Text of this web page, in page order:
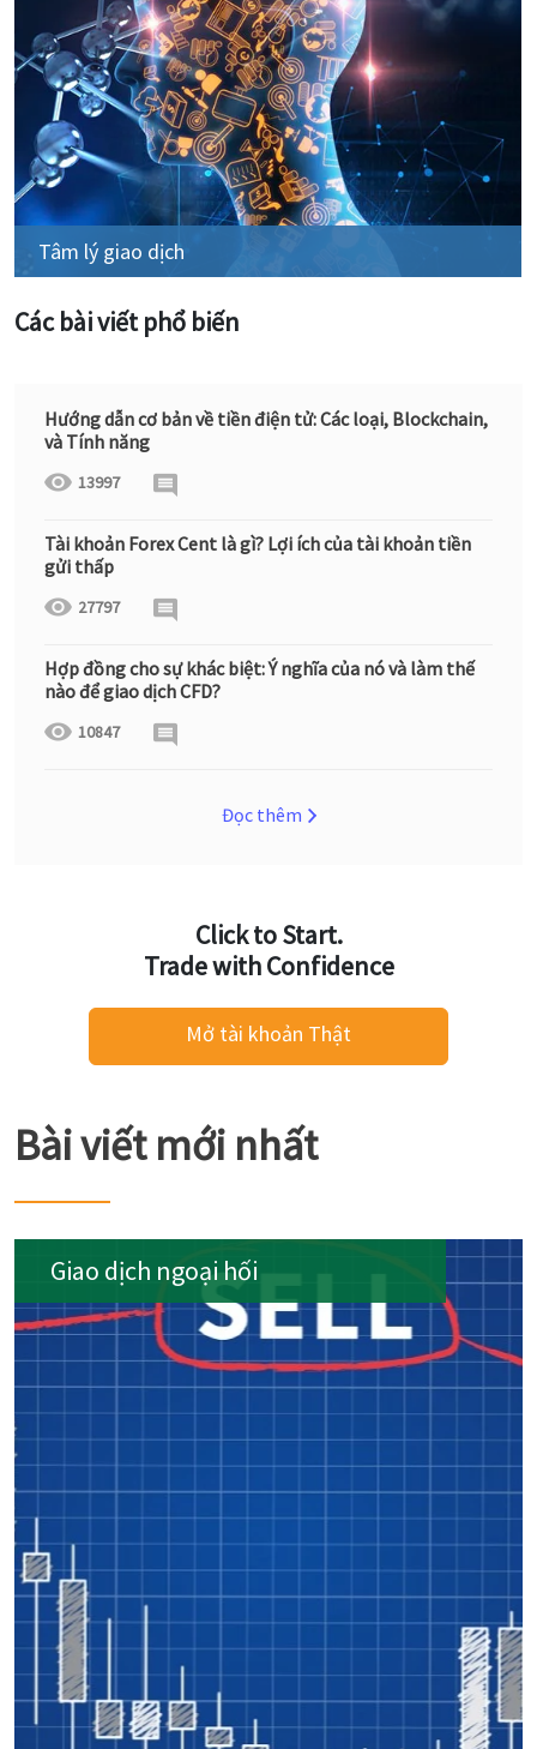
Tâm lý giao dịch
Các bài viết phổ biến
Hướng dẫn cơ bản về tiền điện tử: Các loại, Blockchain,
và Tính năng
13997
Tài khoản Forex Cent là gì? Lợi ích của tài khoản tiền
gửi thấp
27797
Hợp đồng cho sự khác biệt: Ý nghĩa của nó và làm thế
nào để giao dịch CFD?
10847
Đọc thêm
Click to Start.
Trade with Confidence
Mở tài khoản Thật
Bài viết mới nhất
Giao dịch ngoại hối